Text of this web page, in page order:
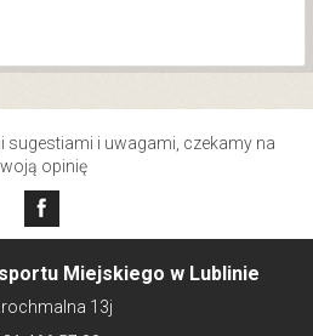
sugestiami i uwagami, czekamy na
opinię
Miejskiego w Lublinie
13j